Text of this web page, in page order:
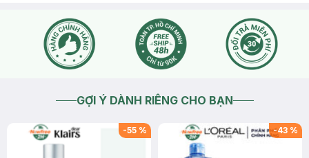
GỢI Ý DÀNH RIÊNG CHO BẠN
-55 % -43 %